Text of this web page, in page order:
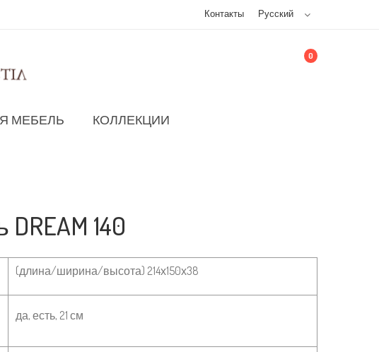
Русский
Контакты
0
МЕБЕЛЬ КОЛЛЕКЦИИ
140
(длина/ширина/высота) 214х150х38
да, есть, 21 см